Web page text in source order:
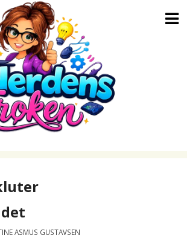
ASMUS GUSTAVSEN